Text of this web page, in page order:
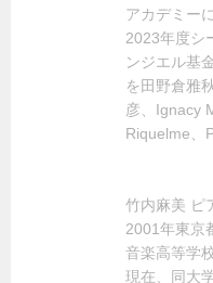
アカデミー
2023年度シ
ンジエル基
を田野倉雅
彦、Ignacy
Riquelme、
竹内麻美 ピ
2001年東京
音楽高等学
現在、同大